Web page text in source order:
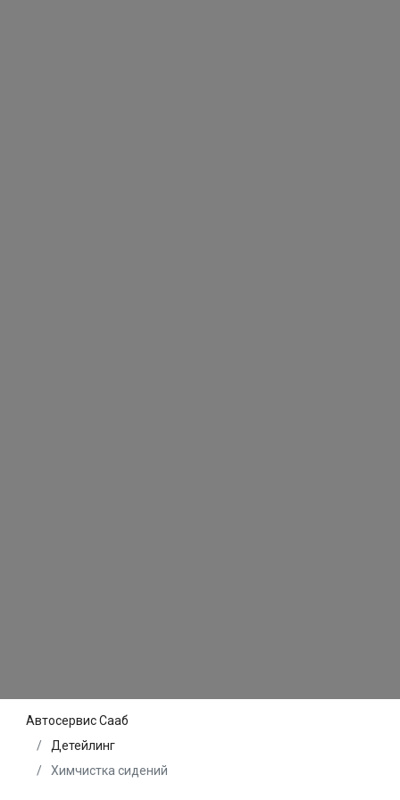
Автосервис Сааб
Детейлинг
Химчистка сидений